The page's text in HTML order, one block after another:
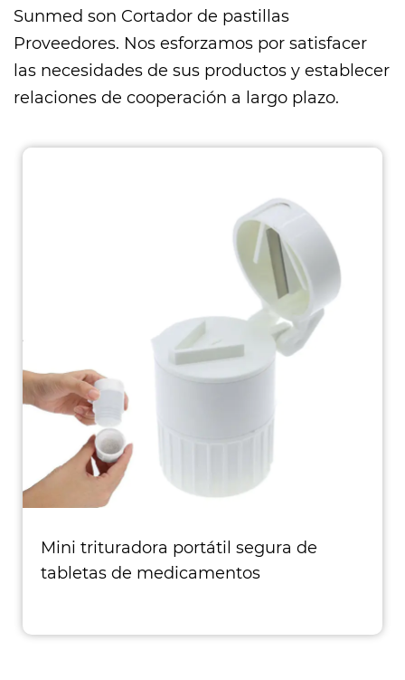
Sunmed son Cortador de pastillas
Proveedores. Nos esforzamos por satisfacer
las necesidades de sus productos y establecer
relaciones de cooperación a largo plazo.
Mini trituradora portátil segura de
tabletas de medicamentos